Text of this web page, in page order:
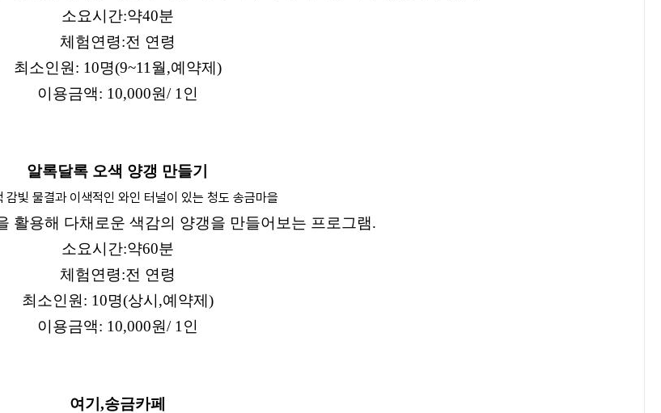
소요시간:약40분
체험연령:전 연령
최소인원 : 10명(9~11 월,예약제 )
이용금액: 10,000원/ 1 인
알록달록 오색 양갱 만들기
활용해 다채로운 색감의 양갱을 만들어보는 프로그램.
소요시간:약60분
체험연령:전 연령
최소인원 : 10명(상시 ,예약제 )
이용금액: 10,000원/ 1 인
여기 ,송금카페